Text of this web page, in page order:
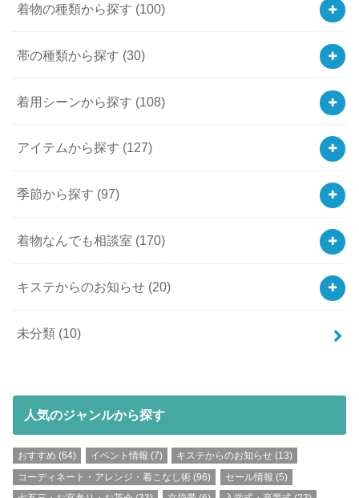
着物の種類から探す (100)
帯の種類から探す (30)
着用シーンから探す (108)
アイテムから探す (127)
季節から探す (97)
着物なんでも相談室 (170)
キステからのお知らせ (20)
未分類 (10)
人気のジャンルから探す
おすすめ (64) イベント情報 (7) キステからのお知らせ(13)
コーディネート・アレンジ・着こなし術 (96) セール情報 (5)